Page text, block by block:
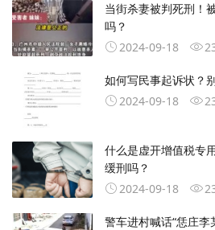
当街杀妻被判死刑！
吗？
2024-09-18
如何写民事起诉状？
2024-09-18
什么是虚开增值税专
缓刑吗？
2024-09-18
警车进村喊话“恁庄